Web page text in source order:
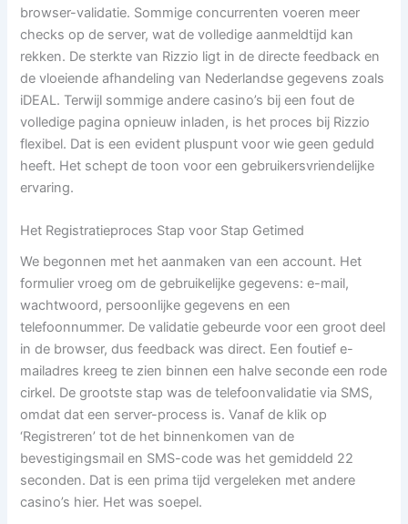
browser-validatie. Sommige concurrenten voeren meer
checks op de server, wat de volledige aanmeldtijd kan
rekken. De sterkte van Rizzio ligt in de directe feedback en
de vloeiende afhandeling van Nederlandse gegevens zoals
iDEAL. Terwijl sommige andere casino’s bij een fout de
volledige pagina opnieuw inladen, is het proces bij Rizzio
flexibel. Dat is een evident pluspunt voor wie geen geduld
heeft. Het schept de toon voor een gebruikersvriendelijke
ervaring.
Het Registratieproces Stap voor Stap Getimed
We begonnen met het aanmaken van een account. Het
formulier vroeg om de gebruikelijke gegevens: e-mail,
wachtwoord, persoonlijke gegevens en een
telefoonnummer. De validatie gebeurde voor een groot deel
in de browser, dus feedback was direct. Een foutief e-
mailadres kreeg te zien binnen een halve seconde een rode
cirkel. De grootste stap was de telefoonvalidatie via SMS,
omdat dat een server-process is. Vanaf de klik op
‘Registreren’ tot de het binnenkomen van de
bevestigingsmail en SMS-code was het gemiddeld 22
seconden. Dat is een prima tijd vergeleken met andere
casino’s hier. Het was soepel.